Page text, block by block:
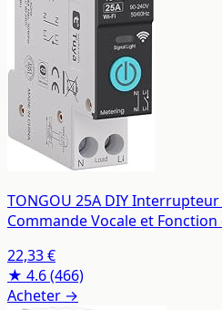
TONGOU 25A DIY
Commande Vocale et Fonction
22,33 €
★ 4.6(466)
Acheter →